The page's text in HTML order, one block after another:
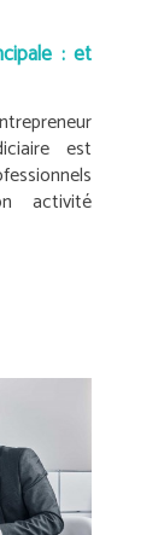
: et
est
activité